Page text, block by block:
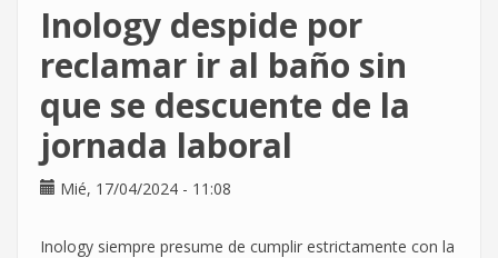
de
la
plantilla
en
la
huelga
29
abril
Inology despide por
reclamar ir al baño sin
que se descuente de la
jornada laboral
Mié, 17/04/2024 - 11:08
Inology siempre presume de cumplir estrictamente con la